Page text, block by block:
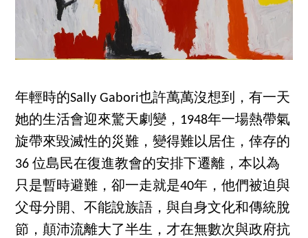
年輕時的Sally Gabori也許萬萬沒想到，有一天
她的生活會迎來驚天劇變，1948年一場熱帶氣
旋帶來毀滅性的災難，變得難以居住，倖存的
36 位島民在復進教會的安排下遷離，本以為
只是暫時避難，卻一走就是40年，他們被迫與
父母分開、不能說族語，與自身文化和傳統脫
節，顛沛流離大了半生，才在無數次與政府抗